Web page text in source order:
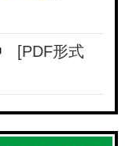
[PDF形式